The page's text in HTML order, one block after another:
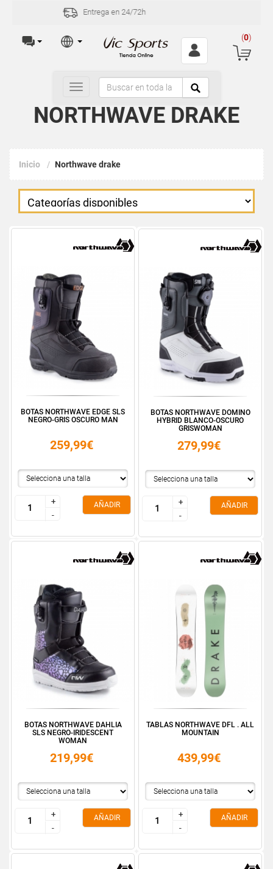
Incidencias y devoluciones en 30 días
(0)
Toggle
navigation
NORTHWAVE DRAKE
Inicio Northwave drake
BOTAS NORTHWAVE EDGE SLS
NEGRO-GRIS OSCURO MAN
259,99€
+
-
+
-
AÑADIR
BOTAS NORTHWAVE DOMINO
HYBRID BLANCO-OSCURO
GRISWOMAN
279,99€
+
-
+
-
AÑADIR
BOTAS NORTHWAVE DAHLIA
SLS NEGRO-IRIDESCENT
WOMAN
219,99€
+
-
+
-
AÑADIR
TABLAS NORTHWAVE DFL . ALL
MOUNTAIN
439,99€
+
-
+
-
AÑADIR